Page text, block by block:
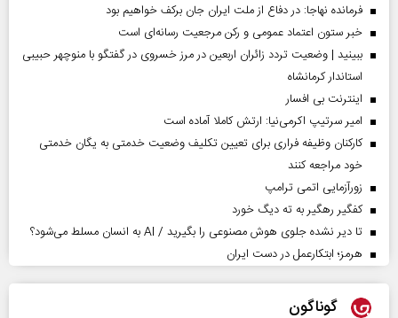
فرمانده نهاجا: در دفاع از ملت ایران جان برکف خواهیم بود
خبر ستون اعتماد عمومی و رکن مرجعیت رسانه‌ای است
ببینید | وضعیت تردد زائران اربعین در مرز خسروی در گفتگو با منوچهر حبیبی
استاندار کرمانشاه
اینترنت بی افسار
امیر سرتیپ اکرمی‌نیا: ارتش کاملا آماده است
کارکنان وظیفه فراری برای تعیین تکلیف وضعیت خدمتی به یگان خدمتی
خود مراجعه کنند
زورآزمایی اتمی ترامپ
کفگیر رهگیر به ته دیگ خورد
تا دیر نشده جلوی هوش مصنوعی را بگیرید / AI به انسان مسلط می‌شود؟
هرمز؛ ابتکارعمل در دست ایران
گوناگون